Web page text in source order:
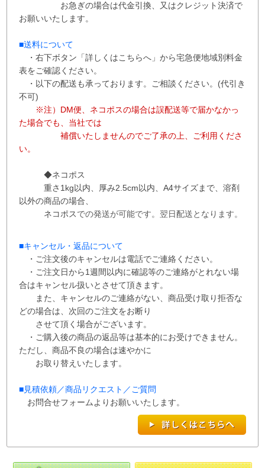
お急ぎの場合は代金引換、又はクレジット決済で
お願いいたします。
■送料について
・右下ボタン 「詳しくはこちらへ」から宅急便地域別料金
表をご確認ください。
・以下の配送も承っております。ご相談ください。(代引き
不可)
※注）DM便、ネコポスの場合は誤配送等で届かなかっ
た場合でも、当社では
補償いたしませんのでご了承の上、ご利用くださ
い。
◆ネコポス
重さ1kg以内、 厚み2.5cm以内、A4サイズまで、溶剤
以外の商品の場合、
ネコポスでの発送が可能です。 翌日配送となります。
■キャンセル・返品について
・ご注文後のキャンセルは電話でご連絡ください。
・ご注文日から1週間以内に確認等のご連絡がとれない場
合はキャンセル扱いとさせて頂き ます。
また、 キャンセルのご連絡がない、商品受け取り拒否な
どの場合は、次回のご注文をお断り
させて頂く場合がございます。
・ご購入後の商品の返品等は基本的にお受けできません。
ただし、商品不良の場合は速やかに
お取り替えいたします。
■見積依頼／商品リクエスト／ご質問
お問合せフォームよりお願いいたします。